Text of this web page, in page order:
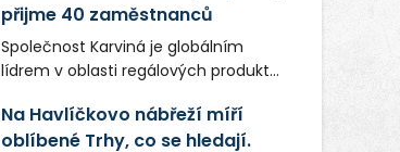
do kin už 13. srpna. Režiséři Vojtěch
Frič a Tomáš Dianiška si
moravskoslezskou metropoli
nevybrali náhodou – její syrová
atmosféra se stala přirozenou
součástí příběhu bývalého
přijme 40 zaměstnanců
Společnost Karviná je globálním
lídrem v oblasti regálových produktů
zaměstnavatelem na Karvinsku a
firmou s obrovským potenciálem.
Na Havlíčkovo nábřeží míří
oblíbené Trhy, co se hledají.